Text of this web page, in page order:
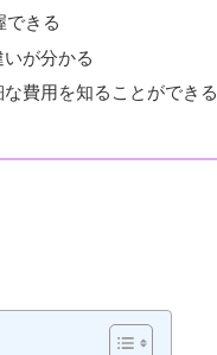
できる
が分かる
費用を知ることができる